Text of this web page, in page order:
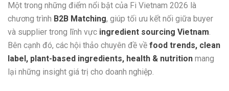
Một trong những điểm nổi bật của Fi Vietnam 2026 là
chương trình B2B Matching, giúp tối ưu kết nối giữa buyer
và supplier trong lĩnh vực ingredient sourcing Vietnam.
Bên cạnh đó, các hội thảo chuyên đề về food trends, clean
label, plant-based ingredients, health & nutrition mang
lại những insight giá trị cho doanh nghiệp.